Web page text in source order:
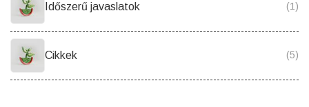
Időszerű javaslatok (1)
Cikkek (5)